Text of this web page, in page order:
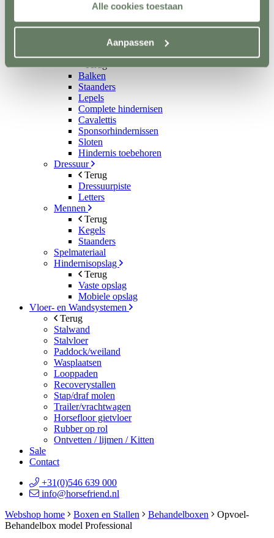
Alle cookies toestaan
Aanpassen
Hooistomers
Stop kicking systeem
Hindernissen
Terug
Balken
Staanders
Lepels
Complete hindernisen
Cavalettis
Sponsorhindernissen
Sloten
Hindernis toebehoren
Dressuur
Terug
Dressuurpiste
Letters
Mennen
Terug
Kegels
Staanders
Spelmateriaal
Hindernisopslag
Terug
Vaste opslag
Mobiele opslag
Vloer- en Wandsystemen
Terug
Stalwand
Stalvloer
Paddock/weiland
Wasplaatsen
Looppaden
Recoverystallen
Stap/draf molen
Trailer/vrachtwagen
Horsefloor gietvloer
Rubber op rol
Ontvetten / lijmen / Kitten
Sale
Contact
+31(0)546 639 000
info@horsefriend.nl
Webshop home
Boxen en Stallen Behandelboxen
Opvoel-
Behandelbox model Professional